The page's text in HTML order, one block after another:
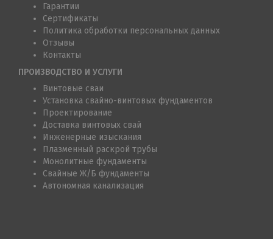
Гарантии
Сертификаты
Политика обработки персональных данных
Отзывы
Контакты
ПРОИЗВОДСТВО И УСЛУГИ
Винтовые сваи
Установка свайно-винтовых фундаментов
Проектирование
Доставка винтовых свай
Инженерные изыскания
Плазменный раскрой трубы
Монолитные фундаменты
Свайные Ж/Б фундаменты
Автономная канализация